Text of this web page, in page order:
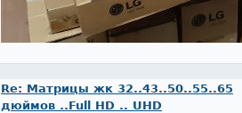
Re: Матрицы жк 32..43..50..55..65
дюймов ..Full HD .. UHD